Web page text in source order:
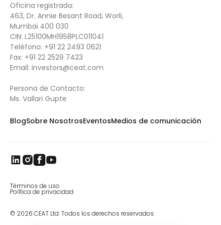
Oficina registrada:
463, Dr. Annie Besant Road, Worli,
Mumbai 400 030
CIN: L25100MH1958PLC011041
Teléfono: +91 22 2493 0621
Fax: +91 22 2529 7423
Email: investors@ceat.com
Persona de Contacto:
Ms. Vallari Gupte
BlogSobre NosotrosEventosMedios de comunicación
© 2026 CEAT Ltd. Todos los derechos reservados.
Términos de uso
Política de privacidad